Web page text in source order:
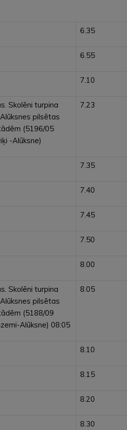
6.35
6.55
7.10
Skolēni turpina
pilsētas
(5196/05
-Alūksne)
7.23
7.35
7.40
7.45
7.50
8.00
Skolēni turpina
pilsētas
(5188/09
Alūksne) 08:05
8.05
8.10
8.15
8.20
8.30